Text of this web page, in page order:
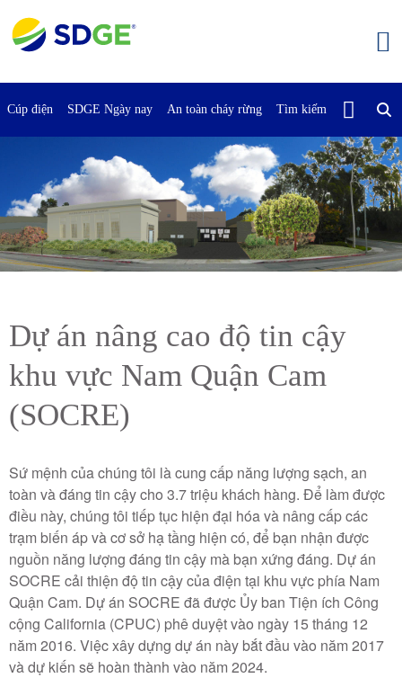
qua
Cúp điện SDGE Ngày nay An toàn cháy rừng Tìm kiếm Liên Hệ
Dự án nâng cao độ tin cậy
khu vực Nam Quận Cam
(SOCRE)
Sứ mệnh của chúng tôi là cung cấp năng lượng sạch, an
toàn và đáng tin cậy cho 3.7 triệu khách hàng. Để làm được
điều này, chúng tôi tiếp tục hiện đại hóa và nâng cấp các
trạm biến áp và cơ sở hạ tầng hiện có, để bạn nhận được
nguồn năng lượng đáng tin cậy mà bạn xứng đáng. Dự án
SOCRE cải thiện độ tin cậy của điện tại khu vực phía Nam
Quận Cam. Dự án SOCRE đã được Ủy ban Tiện ích Công
cộng California (CPUC) phê duyệt vào ngày 15 tháng 12
năm 2016. Việc xây dựng dự án này bắt đầu vào năm 2017
và dự kiến ​​sẽ hoàn thành vào năm 2024.